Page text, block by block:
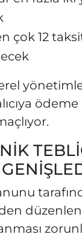
çok 12
ödeme